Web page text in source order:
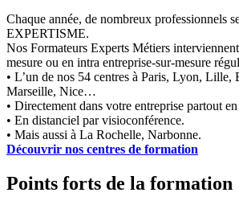
Chaque année, de nombreux professionnels
EXPERTISME.
Nos Formateurs Experts Métiers
mesure ou en intra entreprise-sur-mesure
• L’un de nos 54 centres à Paris, Lyon, Lille,
Marseille, Nice…
• Directement dans votre entreprise partout
• En distanciel par visioconférence.
• Mais aussi à La Rochelle, Narbonne.
Découvrir nos centres de formation
Points forts de la formation